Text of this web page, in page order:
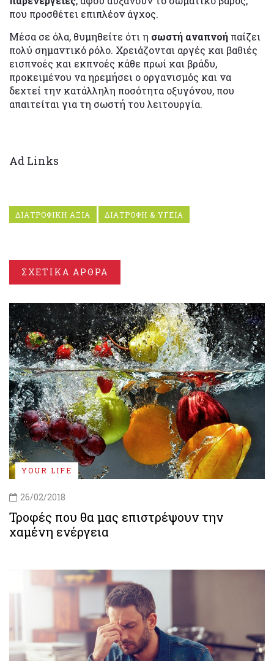
που προσθέτει επιπλέον άγχος.
Μέσα σε όλα, θυμηθείτε ότι η σωστή αναπνοή παίζει
πολύ σημαντικό ρόλο. Χρειάζονται αργές και βαθιές
εισπνοές και εκπνοές κάθε πρωί και βράδυ,
προκειμένου να ηρεμήσει ο οργανισμός και να
δεχτεί την κατάλληλη ποσότητα οξυγόνου, που
απαιτείται για τη σωστή του λειτουργία.
Ad Links
ΔΙΑΤΡΟΦΙΚΗ ΑΞΙΑ ΔΙΑΤΡΟΦΗ & ΥΓΕΙΑ
ΣΧΕΤΙΚΑ ΑΡΘΡΑ
YOUR LIFE
26/02/2018
Τροφές που θα μας επιστρέψουν την
χαμένη ενέργεια